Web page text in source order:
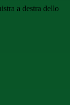
a destra dello